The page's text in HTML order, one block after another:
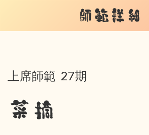
師範詳細
上席師範 27期
菜摘